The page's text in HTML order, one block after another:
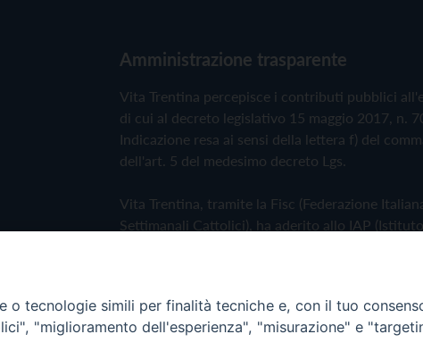
Amministrazione trasparente
Vita Trentina percepisce i contributi pubblici
di cui al decreto legislativo 15 maggio 2017, n.
Indicazione resa ai sensi della lettera f) del
dell'art. 5 del medesimo decreto Lgs.
Vita Trentina, tramite la Fisc (Federazione
Settimanali Cattolici), ha aderito allo IAP (Istituto
Privacy Policy Cookie Policy
o tecnologie simili per finalità tecniche e, con il tuo
"miglioramento dell'esperienza", "misurazione" e